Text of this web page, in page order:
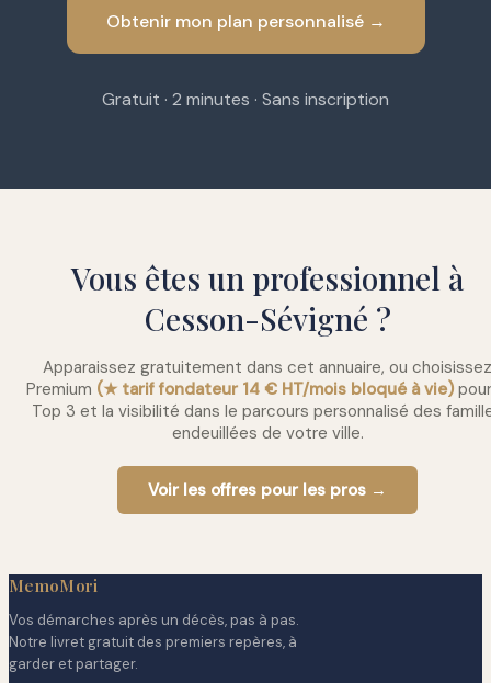
Obtenir mon plan personnalisé →
Gratuit · 2 minutes · Sans inscription
Vous êtes un professionnel à
Cesson-Sévigné ?
Apparaissez gratuitement dans cet annuaire, ou choisissez
Premium (★ tarif fondateur 14 € HT/mois bloqué à vie)
Top 3 et la visibilité dans le parcours personnalisé des
endeuillées de votre ville.
Voir les offres pour les pros →
MemoMori
Vos démarches après un décès, pas à pas.
Notre livret gratuit des premiers repères, à
garder et partager.